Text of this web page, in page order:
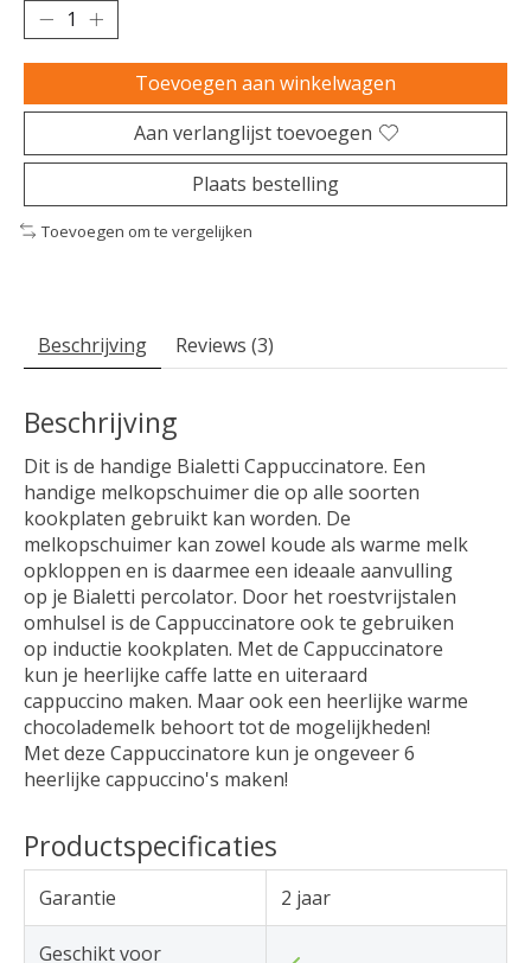
Toevoegen aan winkelwagen
Aan verlanglijst toevoegen
Plaats bestelling
Toevoegen om te vergelijken
Beschrijving Reviews (3)
Beschrijving
Dit is de handige Bialetti Cappuccinatore. Een
handige melkopschuimer die op alle soorten
kookplaten gebruikt kan worden. De
melkopschuimer kan zowel koude als warme melk
opkloppen en is daarmee een ideaale aanvulling
op je Bialetti percolator. Door het roestvrijstalen
omhulsel is de Cappuccinatore ook te gebruiken
op inductie kookplaten. Met de Cappuccinatore
kun je heerlijke caffe latte en uiteraard
cappuccino maken. Maar ook een heerlijke warme
chocolademelk behoort tot de mogelijkheden!
Met deze Cappuccinatore kun je ongeveer 6
heerlijke cappuccino's maken!
Productspecificaties
Garantie 2 jaar
Geschikt voor